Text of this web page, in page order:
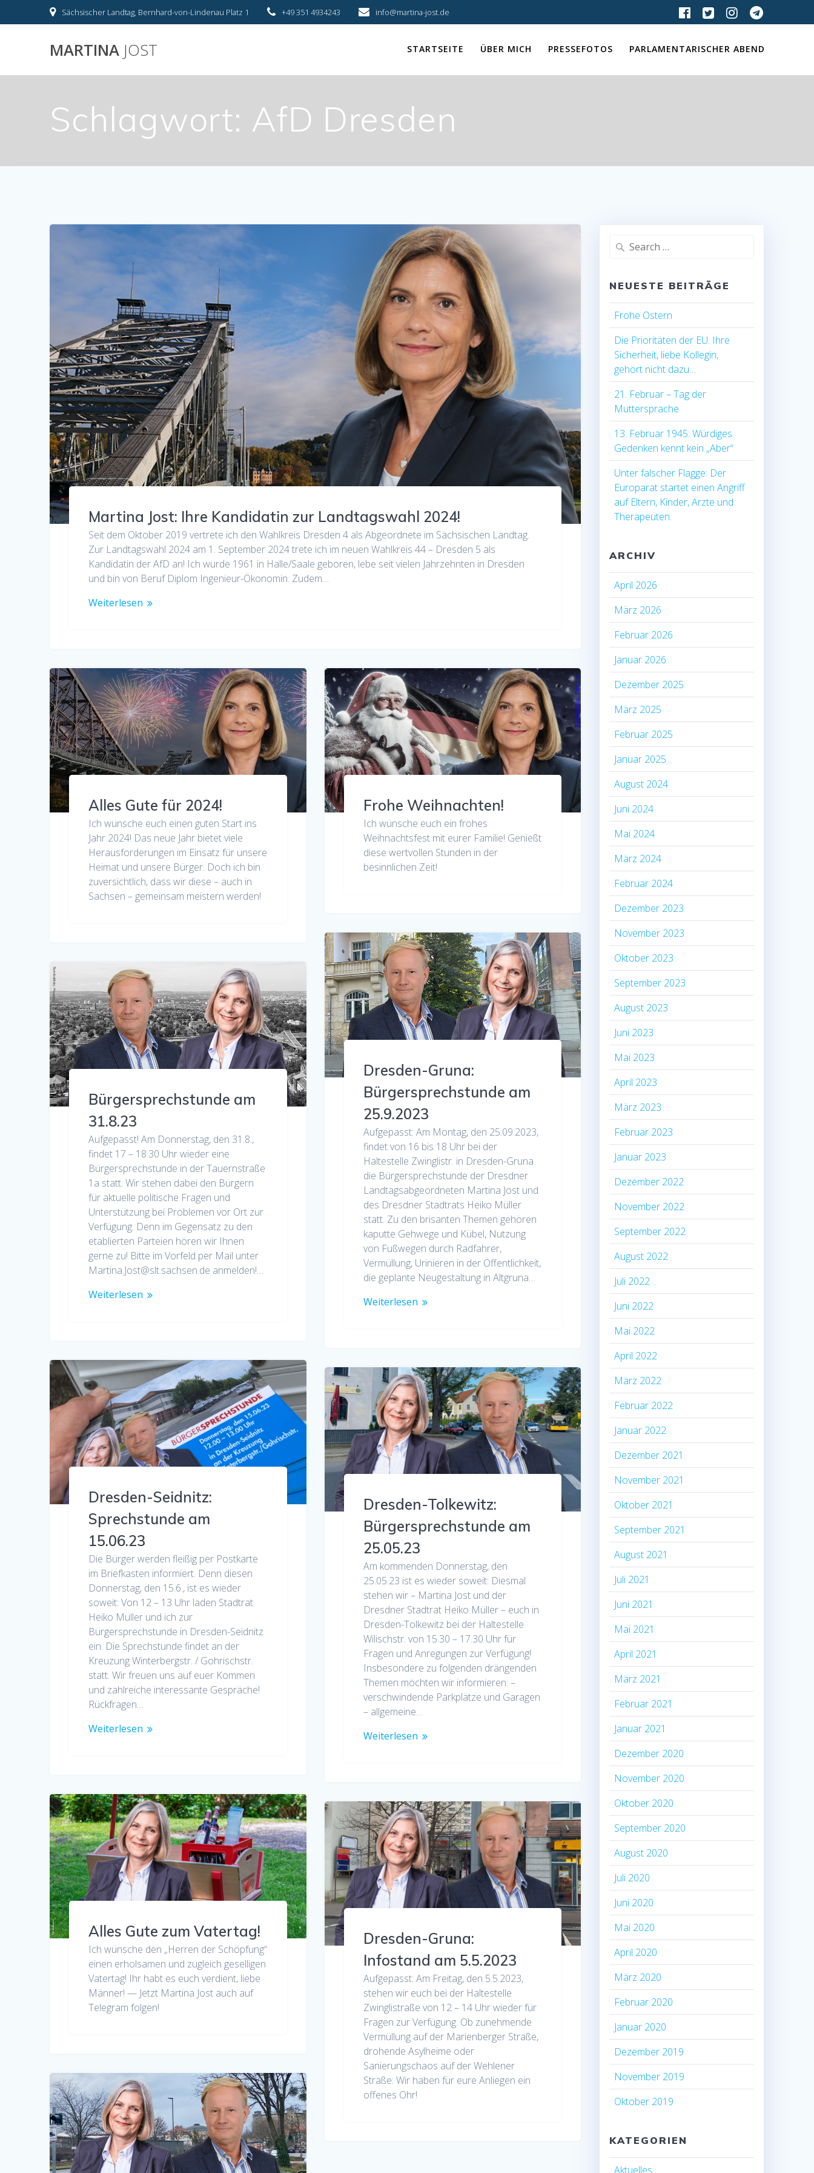
to
Sächsischer Landtag, Bernhard-von-Lindenau Platz 1 +49 351 4934243 info@martina-jost.de
MARTINA JOST STARTSEITE ÜBER MICH PRESSEFOTOS PARLAMENTARISCHER ABEND
Schlagwort: AfD Dresden
Martina Jost: Ihre Kandidatin zur Landtagswahl 2024!
Seit dem Oktober 2019 vertrete ich den Wahlkreis Dresden 4 als Abgeordnete im Sächsischen Landtag.
Zur Landtagswahl 2024 am 1. September 2024 trete ich im neuen Wahlkreis 44 – Dresden 5 als
Kandidatin der AfD an! Ich wurde 1961 in Halle/Saale geboren, lebe seit vielen Jahrzehnten in Dresden
und bin von Beruf Diplom Ingenieur-Ökonomin. Zudem…
Weiterlesen
Alles Gute für 2024!
Ich wünsche euch einen guten Start ins
Jahr 2024! Das neue Jahr bietet viele
Herausforderungen im Einsatz für unsere
Heimat und unsere Bürger. Doch ich bin
zuversichtlich, dass wir diese – auch in
Sachsen – gemeinsam meistern werden!
Frohe Weihnachten!
Ich wünsche euch ein frohes
Weihnachtsfest mit eurer Familie! Genießt
diese wertvollen Stunden in der
besinnlichen Zeit!
Dresden-Gruna:
Bürgersprechstunde am
25.9.2023
Aufgepasst: Am Montag, den 25.09.2023,
findet von 16 bis 18 Uhr bei der
Haltestelle Zwinglistr. in Dresden-Gruna
die Bürgersprechstunde der Dresdner
Landtagsabgeordneten Martina Jost und
des Dresdner Stadtrats Heiko Müller
statt. Zu den brisanten Themen gehören
kaputte Gehwege und Kübel, Nutzung
von Fußwegen durch Radfahrer,
Vermüllung, Urinieren in der Öffentlichkeit,
die geplante Neugestaltung in Altgruna…
Weiterlesen
Bürgersprechstunde am
31.8.23
Aufgepasst! Am Donnerstag, den 31.8.,
findet 17 – 18.30 Uhr wieder eine
Bürgersprechstunde in der Tauernstraße
1a statt. Wir stehen dabei den Bürgern
für aktuelle politische Fragen und
Unterstützung bei Problemen vor Ort zur
Verfügung. Denn im Gegensatz zu den
etablierten Parteien hören wir Ihnen
gerne zu! Bitte im Vorfeld per Mail unter
Martina.Jost@slt.sachsen.de anmelden!…
Weiterlesen
Dresden-Seidnitz:
Sprechstunde am
15.06.23
Die Bürger werden fleißig per Postkarte
im Briefkasten informiert. Denn diesen
Donnerstag, den 15.6., ist es wieder
soweit: Von 12 – 13 Uhr laden Stadtrat
Heiko Müller und ich zur
Bürgersprechstunde in Dresden-Seidnitz
ein. Die Sprechstunde findet an der
Kreuzung Winterbergstr. / Gohrischstr.
statt. Wir freuen uns auf euer Kommen
und zahlreiche interessante Gespräche!
Rückfragen…
Weiterlesen
Dresden-Tolkewitz:
Bürgersprechstunde am
25.05.23
Am kommenden Donnerstag, den
25.05.23 ist es wieder soweit: Diesmal
stehen wir – Martina Jost und der
Dresdner Stadtrat Heiko Müller – euch in
Dresden-Tolkewitz bei der Haltestelle
Wilischstr. von 15.30 – 17.30 Uhr für
Fragen und Anregungen zur Verfügung!
Insbesondere zu folgenden drängenden
Themen möchten wir informieren: –
verschwindende Parkplätze und Garagen
– allgemeine…
Weiterlesen
Alles Gute zum Vatertag!
Ich wünsche den „Herren der Schöpfung“
einen erholsamen und zugleich geselligen
Vatertag! Ihr habt es euch verdient, liebe
Männer! — Jetzt Martina Jost auch auf
Telegram folgen!
Dresden-Gruna:
Infostand am 5.5.2023
Aufgepasst: Am Freitag, den 5.5.2023,
stehen wir euch bei der Haltestelle
Zwinglistraße von 12 – 14 Uhr wieder für
Fragen zur Verfügung. Ob zunehmende
Vermüllung auf der Marienberger Straße,
drohende Asylheime oder
Sanierungschaos auf der Wehlener
Straße: Wir haben für eure Anliegen ein
offenes Ohr!
Search
NEUESTE BEITRÄGE
Frohe Ostern
Die Prioritäten der EU. Ihre
Sicherheit, liebe Kollegin,
gehört nicht dazu…
21. Februar – Tag der
Muttersprache
13. Februar 1945: Würdiges
Gedenken kennt kein „Aber“
Unter falscher Flagge: Der
Europarat startet einen Angriff
auf Eltern, Kinder, Ärzte und
Therapeuten.
ARCHIV
April 2026
März 2026
Februar 2026
Januar 2026
Dezember 2025
März 2025
Februar 2025
Januar 2025
August 2024
Juni 2024
Mai 2024
März 2024
Februar 2024
Dezember 2023
November 2023
Oktober 2023
September 2023
August 2023
Juni 2023
Mai 2023
April 2023
März 2023
Februar 2023
Januar 2023
Dezember 2022
November 2022
September 2022
August 2022
Juli 2022
Juni 2022
Mai 2022
April 2022
März 2022
Februar 2022
Januar 2022
Dezember 2021
November 2021
Oktober 2021
September 2021
August 2021
Juli 2021
Juni 2021
Mai 2021
April 2021
März 2021
Februar 2021
Januar 2021
Dezember 2020
November 2020
Oktober 2020
September 2020
August 2020
Juli 2020
Juni 2020
Mai 2020
April 2020
März 2020
Februar 2020
Januar 2020
Dezember 2019
November 2019
Oktober 2019
KATEGORIEN
Aktuelles